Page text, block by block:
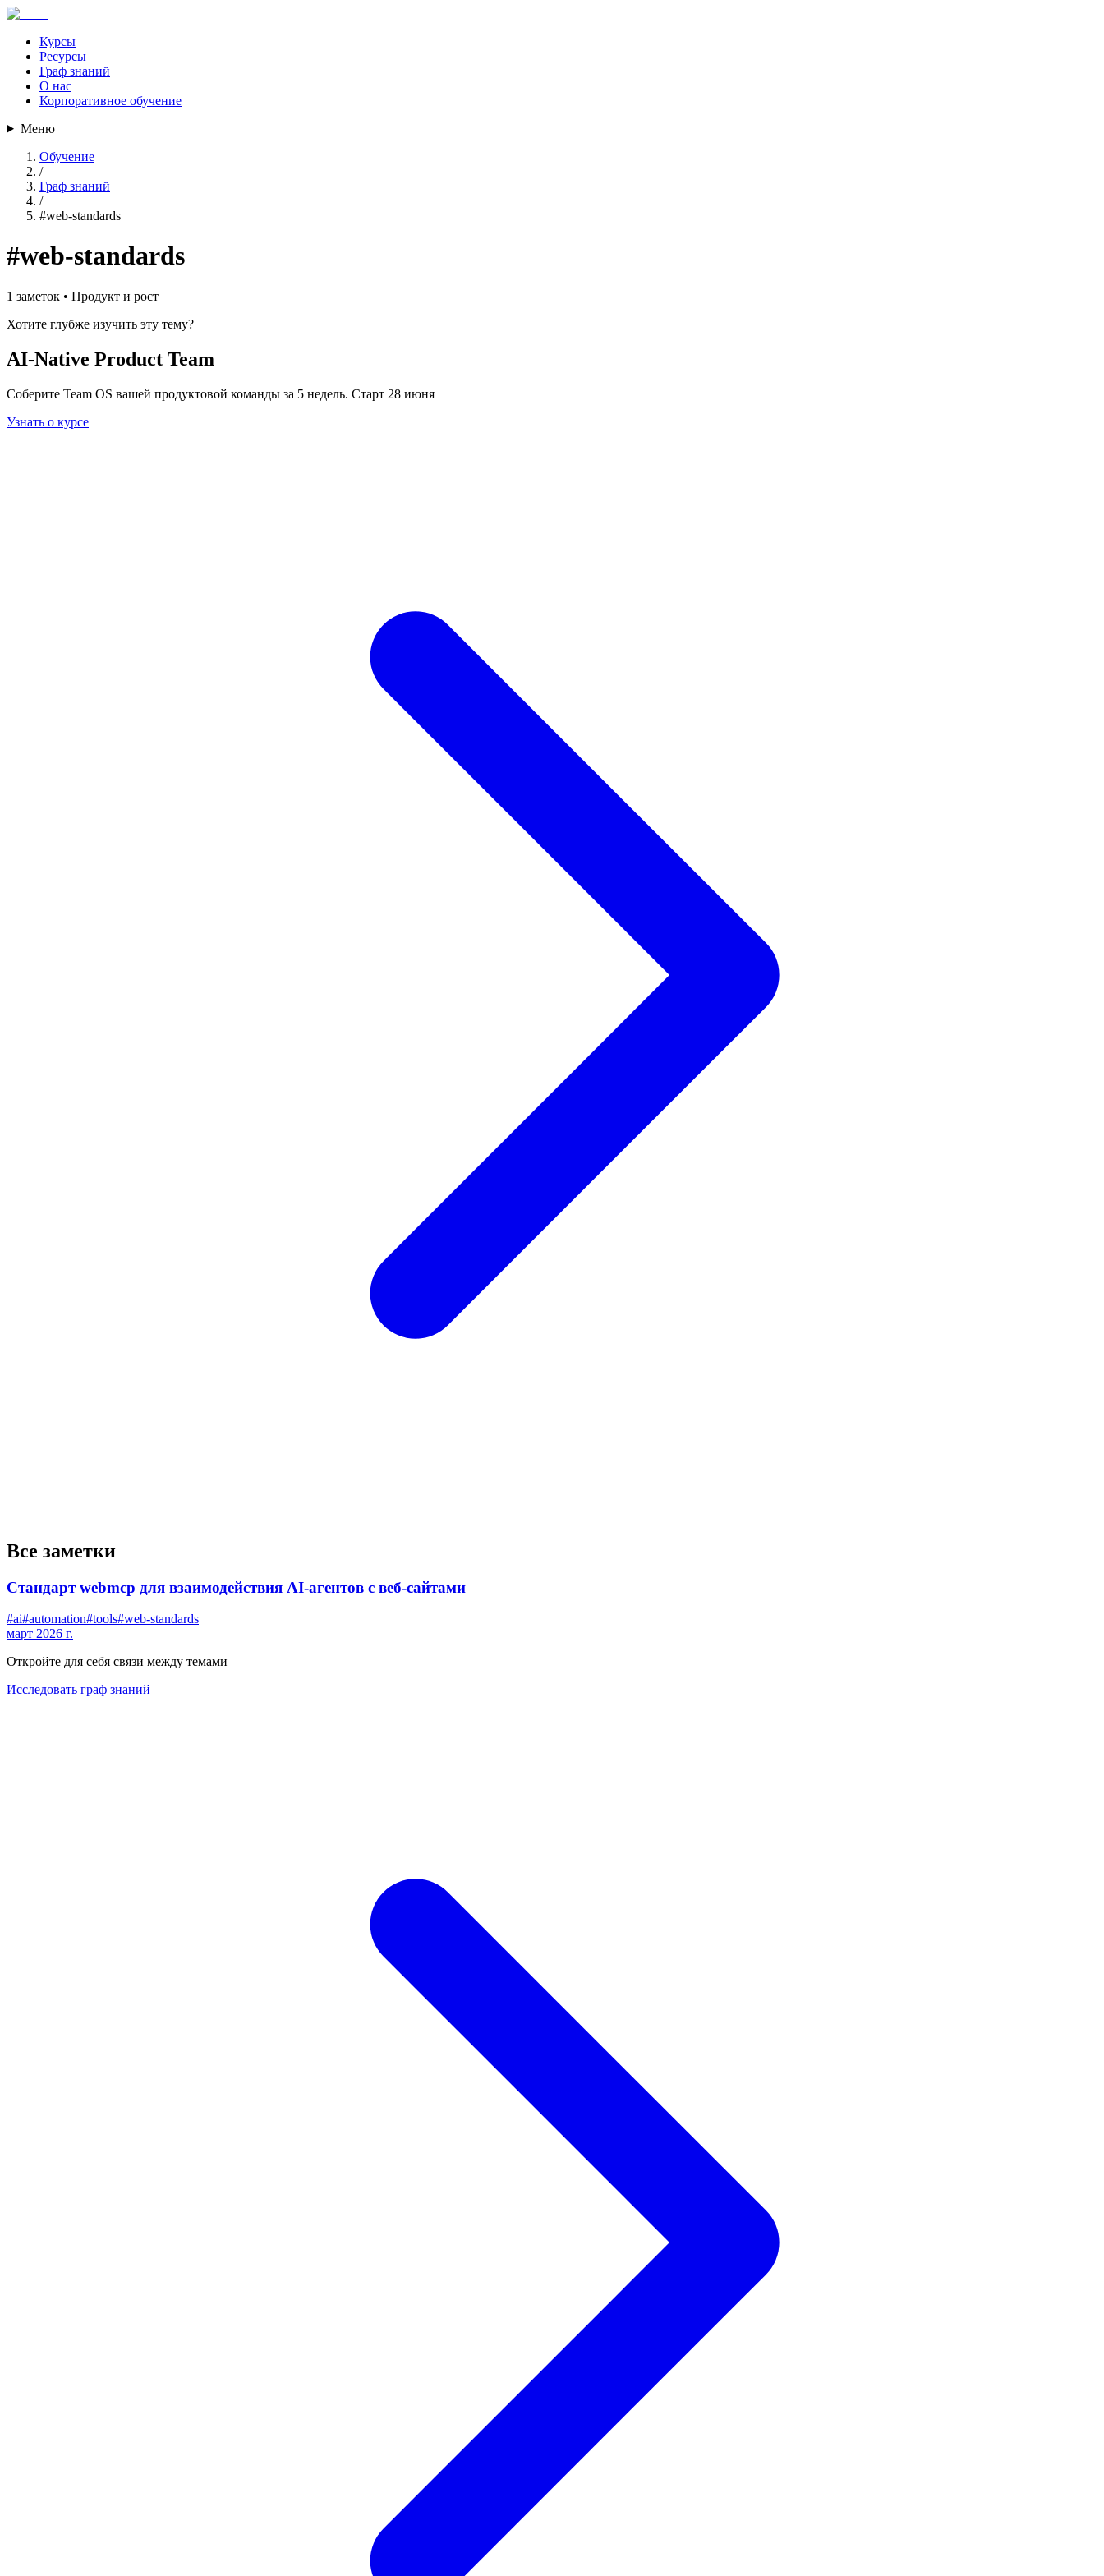
Курсы
Ресурсы
Граф знаний
О нас
Корпоративное обучение
Меню
Обучение
/
Граф знаний
/
#web-standards
#web-standards
1 заметок • Продукт и рост
Хотите глубже изучить эту тему?
AI-Native Product Team
Соберите Team OS вашей продуктовой команды за 5 недель. Старт 28 июня
Узнать о курсе
Все заметки
Стандарт webmcp для взаимодействия AI-агентов с веб-сайтами
#ai#automation#tools#web-standards
март 2026 г.
Откройте для себя связи между темами
Исследовать граф знаний